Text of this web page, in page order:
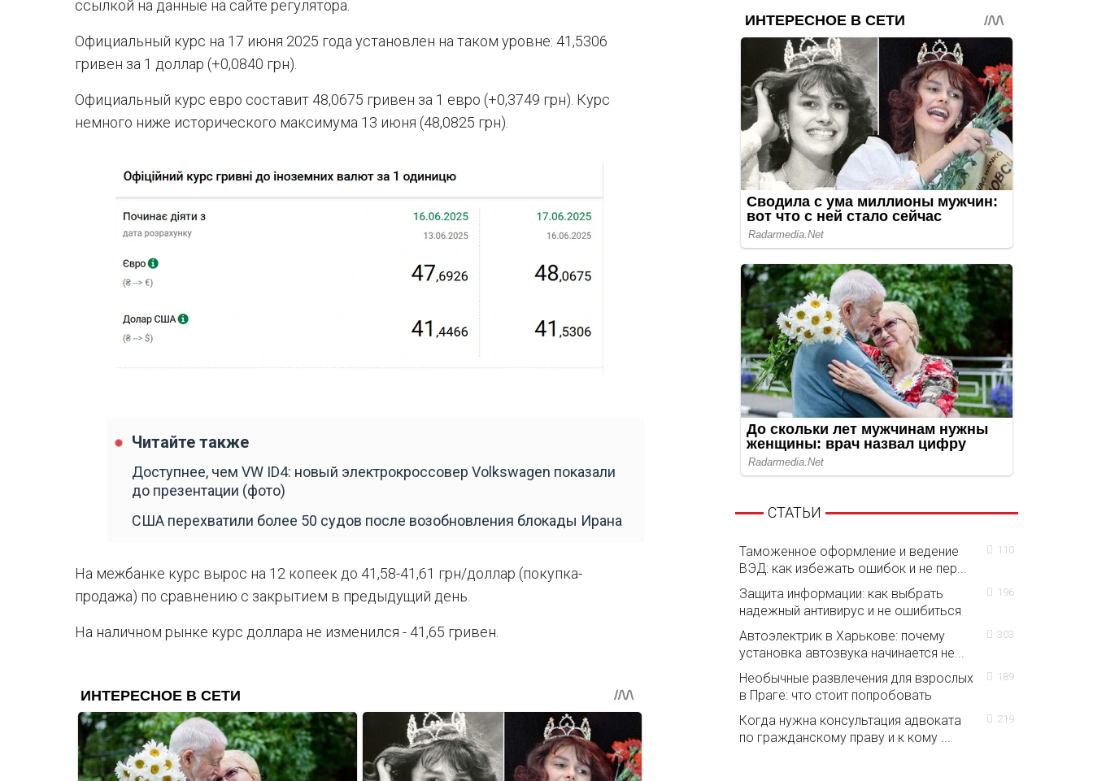
ссылкой на данные на сайте регулятора.
Официальный курс на 17 июня 2025 года установлен на таком уровне: 41,5306
гривен за 1 доллар (+0,0840 грн).
Официальный курс евро составит 48,0675 гривен за 1 евро (+0,3749 грн). Курс
немного ниже исторического максимума 13 июня (48,0825 грн).
Читайте также
Доступнее, чем VW ID4: новый электрокроссовер Volkswagen показали
до презентации (фото)
США перехватили более 50 судов после возобновления блокады Ирана
На межбанке курс вырос на 12 копеек до 41,58-41,61 грн/доллар (покупка-
продажа) по сравнению с закрытием в предыдущий день.
На наличном рынке курс доллара не изменился - 41,65 гривен.
СТАТЬИ
Таможенное оформление и ведение
ВЭД: как избежать ошибок и не пер...
110
Защита информации: как выбрать
надежный антивирус и не ошибиться
196
Автоэлектрик в Харькове: почему
установка автозвука начинается не...
303
Необычные развлечения для взрослых
в Праге: что стоит попробовать
189
Когда нужна консультация адвоката
по гражданскому праву и к кому ...
219